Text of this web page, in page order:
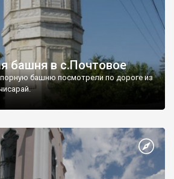
башня в с.Почтовое
башню посмотрели по дороге из